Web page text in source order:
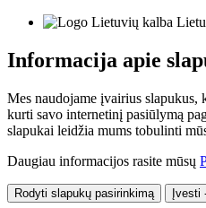
Informacija apie
Mes naudojame įvairius slapukus,
kurti savo internetinį pasiūlymą
slapukai leidžia mums tobulinti
Daugiau informacijos rasite mūsų
Rodyti slapukų pasirinkimą Įvesti